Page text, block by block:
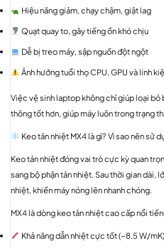
Hiệu năng giảm, chạy chậm, giật lag
Quạt quay to, gây tiếng ồn khó chịu
Dễ bị treo máy, sập nguồn đột ngột
Ảnh hưởng tuổi thọ CPU, GPU và linh
Việc vệ sinh laptop không chỉ giúp loại bỏ
thông tốt hơn, giúp máy luôn trong trạng
Keo tản nhiệt MX4 là gì? Vì sao nên sử
Keo tản nhiệt đóng vai trò cực kỳ quan
sang bộ phận tản nhiệt. Sau thời gian dài,
nhiệt, khiến máy nóng lên nhanh chóng.
MX4 là dòng keo tản nhiệt cao cấp nổi
Khả năng dẫn nhiệt cực tốt (~8.5 W/mK)